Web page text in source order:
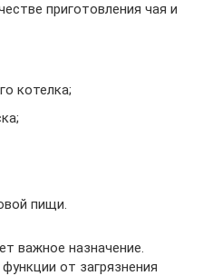
приготовления чая и
котелка;
пищи.
важное назначение.
от загрязнения